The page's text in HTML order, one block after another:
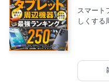
スマート
しくする